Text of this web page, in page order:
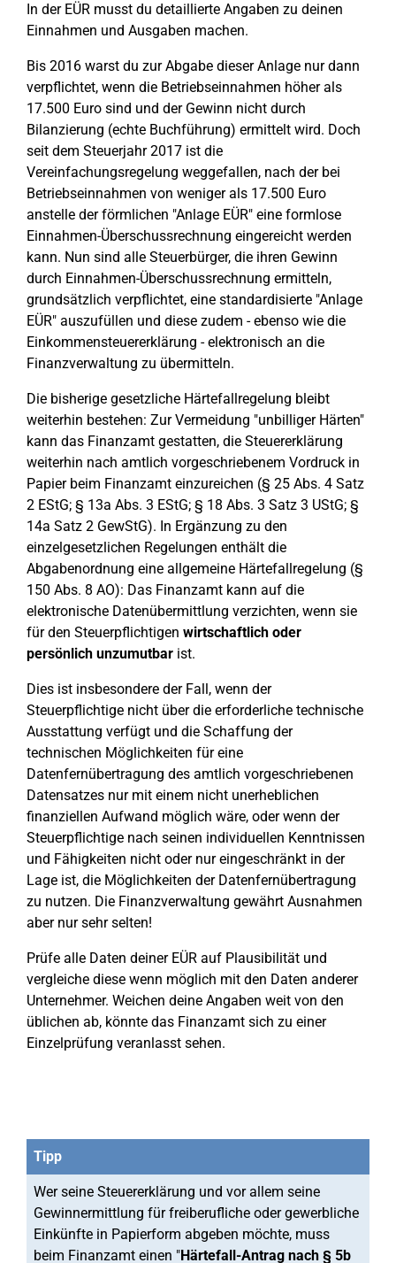
In der EÜR musst du detaillierte Angaben zu deinen
Einnahmen und Ausgaben machen.
Bis 2016 warst du zur Abgabe dieser Anlage nur dann
verpflichtet, wenn die Betriebseinnahmen höher als
17.500 Euro sind und der Gewinn nicht durch
Bilanzierung (echte Buchführung) ermittelt wird. Doch
seit dem Steuerjahr 2017 ist die
Vereinfachungsregelung weggefallen, nach der bei
Betriebseinnahmen von weniger als 17.500 Euro
anstelle der förmlichen "Anlage EÜR" eine formlose
Einnahmen-Überschussrechnung eingereicht werden
kann. Nun sind alle Steuerbürger, die ihren Gewinn
durch Einnahmen-Überschussrechnung ermitteln,
grundsätzlich verpflichtet, eine standardisierte "Anlage
EÜR" auszufüllen und diese zudem - ebenso wie die
Einkommensteuererklärung - elektronisch an die
Finanzverwaltung zu übermitteln.
Die bisherige gesetzliche Härtefallregelung bleibt
weiterhin bestehen: Zur Vermeidung "unbilliger Härten"
kann das Finanzamt gestatten, die Steuererklärung
weiterhin nach amtlich vorgeschriebenem Vordruck in
Papier beim Finanzamt einzureichen (§ 25 Abs. 4 Satz
2 EStG; § 13a Abs. 3 EStG; § 18 Abs. 3 Satz 3 UStG; §
14a Satz 2 GewStG). In Ergänzung zu den
einzelgesetzlichen Regelungen enthält die
Abgabenordnung eine allgemeine Härtefallregelung (§
150 Abs. 8 AO): Das Finanzamt kann auf die
elektronische Datenübermittlung verzichten, wenn sie
für den Steuerpflichtigen wirtschaftlich oder
persönlich unzumutbar ist.
Dies ist insbesondere der Fall, wenn der
Steuerpflichtige nicht über die erforderliche technische
Ausstattung verfügt und die Schaffung der
technischen Möglichkeiten für eine
Datenfernübertragung des amtlich vorgeschriebenen
Datensatzes nur mit einem nicht unerheblichen
finanziellen Aufwand möglich wäre, oder wenn der
Steuerpflichtige nach seinen individuellen Kenntnissen
und Fähigkeiten nicht oder nur eingeschränkt in der
Lage ist, die Möglichkeiten der Datenfernübertragung
zu nutzen. Die Finanzverwaltung gewährt Ausnahmen
aber nur sehr selten!
Prüfe alle Daten deiner EÜR auf Plausibilität und
vergleiche diese wenn möglich mit den Daten anderer
Unternehmer. Weichen deine Angaben weit von den
üblichen ab, könnte das Finanzamt sich zu einer
Einzelprüfung veranlasst sehen.
Tipp
Wer seine Steuererklärung und vor allem seine
Gewinnermittlung für freiberufliche oder gewerbliche
Einkünfte in Papierform abgeben möchte, muss
beim Finanzamt einen "Härtefall-Antrag nach § 5b